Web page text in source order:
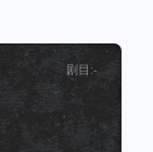
剧目 :-